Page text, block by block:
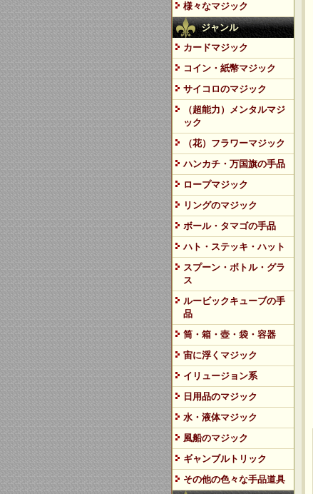
様々なマジック
ジャンル
カードマジック
コイン・紙幣マジック
サイコロのマジック
（超能力）メンタルマジ
ック
（花）フラワーマジック
ハンカチ・万国旗の手品
ロープマジック
リングのマジック
ボール・タマゴの手品
ハト・ステッキ・ハット
スプーン・ボトル・グラ
ス
ルービックキューブの手
品
筒・箱・壺・袋・容器
宙に浮くマジック
イリュージョン系
日用品のマジック
水・液体マジック
風船のマジック
ギャンブルトリック
その他の色々な手品道具